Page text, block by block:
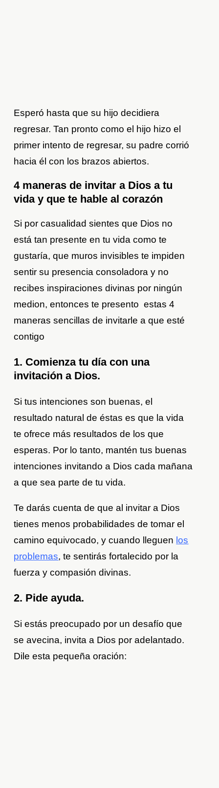
Esperó hasta que su hijo decidiera
regresar. Tan pronto como el hijo hizo el
primer intento de regresar, su padre corrió
hacia él con los brazos abiertos.
4 maneras de invitar a Dios a tu
vida y que te hable al corazón
Si por casualidad sientes que Dios no
está tan presente en tu vida como te
gustaría, que muros invisibles te impiden
sentir su presencia consoladora y no
recibes inspiraciones divinas por ningún
medion, entonces te presento estas 4
maneras sencillas de invitarle a que esté
contigo
1. Comienza tu día con una
invitación a Dios.
Si tus intenciones son buenas, el
resultado natural de éstas es que la vida
te ofrece más resultados de los que
esperas. Por lo tanto, mantén tus buenas
intenciones invitando a Dios cada mañana
a que sea parte de tu vida.
Te darás cuenta de que al invitar a Dios
tienes menos probabilidades de tomar el
camino equivocado, y cuando lleguen los
problemas, te sentirás fortalecido por la
fuerza y compasión divinas.
2. Pide ayuda.
Si estás preocupado por un desafío que
se avecina, invita a Dios por adelantado.
Dile esta pequeña oración: